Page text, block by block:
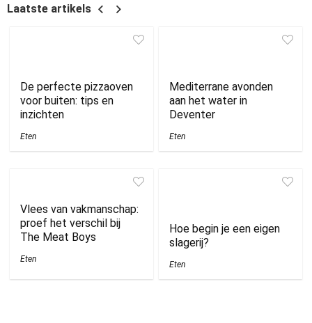
Laatste artikels
De perfecte pizzaoven
voor buiten: tips en
inzichten
Eten
Mediterrane avonden
aan het water in
Deventer
Eten
Vlees van vakmanschap:
proef het verschil bij
The Meat Boys
Eten
Hoe begin je een eigen
slagerij?
Eten